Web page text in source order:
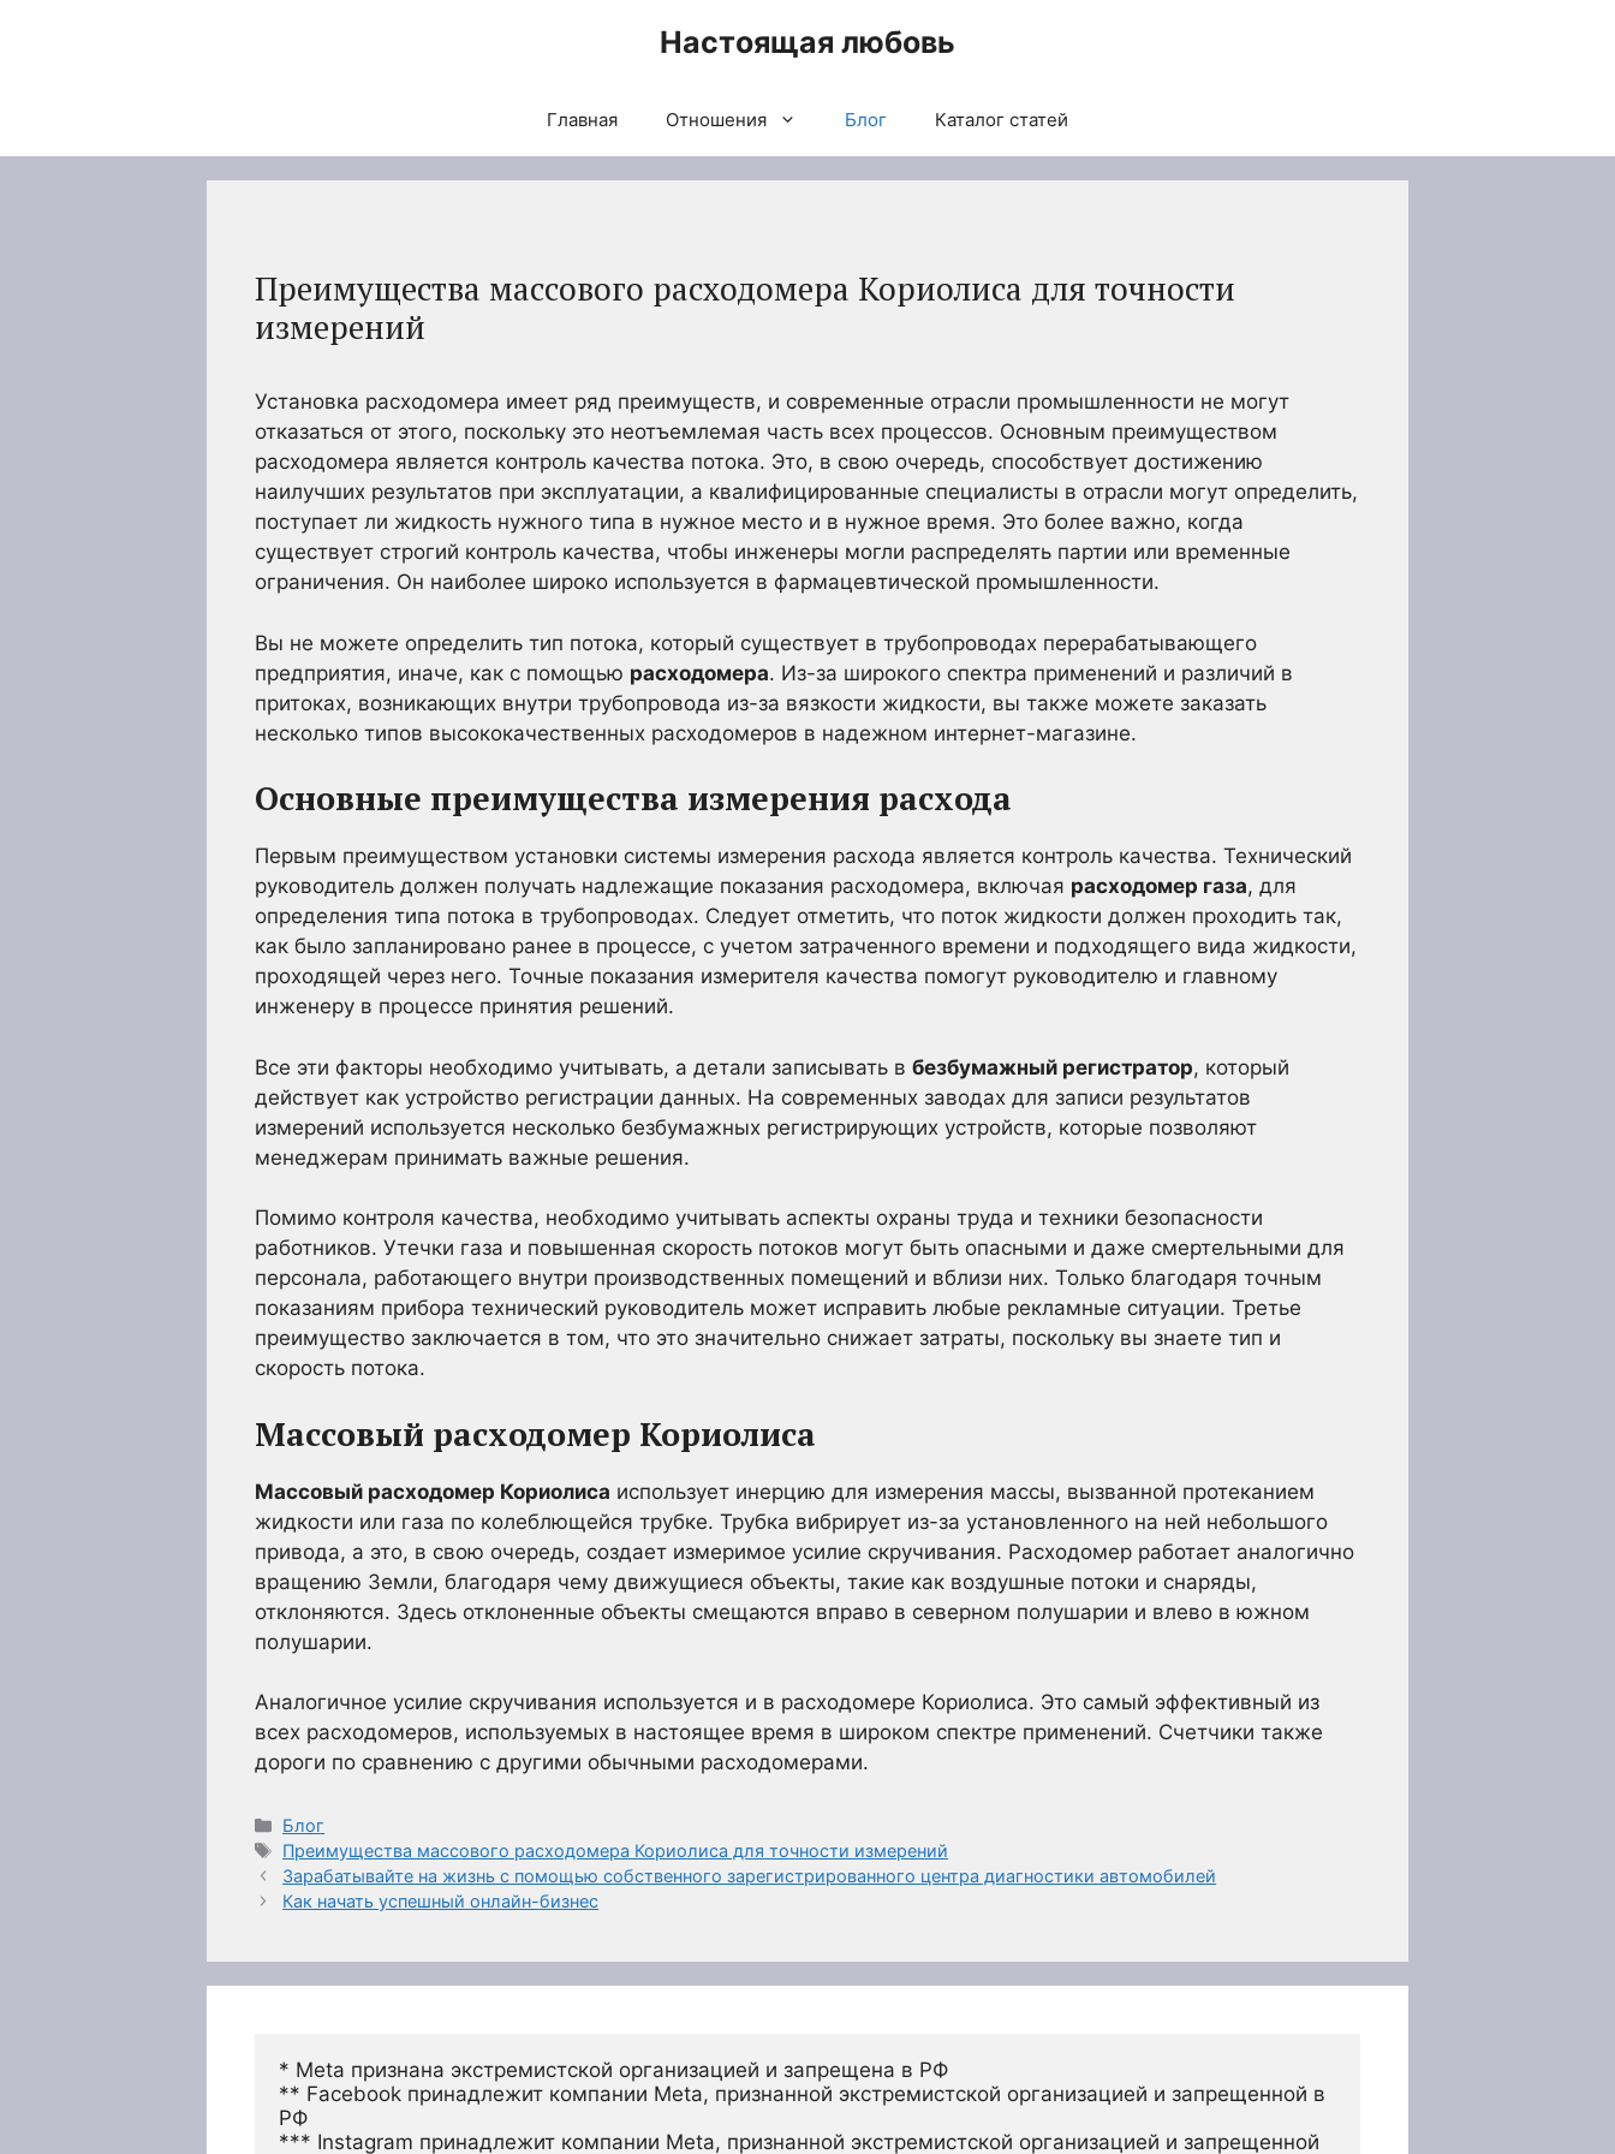
Настоящая любовь
Главная Отношения Блог Каталог статей
Преимущества массового расходомера Кориолиса для точности
измерений
Установка расходомера имеет ряд преимуществ, и современные отрасли промышленности не могут
отказаться от этого, поскольку это неотъемлемая часть всех процессов. Основным преимуществом
расходомера является контроль качества потока. Это, в свою очередь, способствует достижению
наилучших результатов при эксплуатации, а квалифицированные специалисты в отрасли могут определить,
поступает ли жидкость нужного типа в нужное место и в нужное время. Это более важно, когда
существует строгий контроль качества, чтобы инженеры могли распределять партии или временные
ограничения. Он наиболее широко используется в фармацевтической промышленности.
Вы не можете определить тип потока, который существует в трубопроводах перерабатывающего
предприятия, иначе, как с помощью расходомера. Из-за широкого спектра применений и различий в
притоках, возникающих внутри трубопровода из-за вязкости жидкости, вы также можете заказать
несколько типов высококачественных расходомеров в надежном интернет-магазине.
Основные преимущества измерения расхода
Первым преимуществом установки системы измерения расхода является контроль качества. Технический
руководитель должен получать надлежащие показания расходомера, включая расходомер газа, для
определения типа потока в трубопроводах. Следует отметить, что поток жидкости должен проходить так,
как было запланировано ранее в процессе, с учетом затраченного времени и подходящего вида жидкости,
проходящей через него. Точные показания измерителя качества помогут руководителю и главному
инженеру в процессе принятия решений.
Все эти факторы необходимо учитывать, а детали записывать в безбумажный регистратор, который
действует как устройство регистрации данных. На современных заводах для записи результатов
измерений используется несколько безбумажных регистрирующих устройств, которые позволяют
менеджерам принимать важные решения.
Помимо контроля качества, необходимо учитывать аспекты охраны труда и техники безопасности
работников. Утечки газа и повышенная скорость потоков могут быть опасными и даже смертельными для
персонала, работающего внутри производственных помещений и вблизи них. Только благодаря точным
показаниям прибора технический руководитель может исправить любые рекламные ситуации. Третье
преимущество заключается в том, что это значительно снижает затраты, поскольку вы знаете тип и
скорость потока.
Массовый расходомер Кориолиса
Массовый расходомер Кориолиса использует инерцию для измерения массы, вызванной протеканием
жидкости или газа по колеблющейся трубке. Трубка вибрирует из-за установленного на ней небольшого
привода, а это, в свою очередь, создает измеримое усилие скручивания. Расходомер работает аналогично
вращению Земли, благодаря чему движущиеся объекты, такие как воздушные потоки и снаряды,
отклоняются. Здесь отклоненные объекты смещаются вправо в северном полушарии и влево в южном
полушарии.
Аналогичное усилие скручивания используется и в расходомере Кориолиса. Это самый эффективный из
всех расходомеров, используемых в настоящее время в широком спектре применений. Счетчики также
дороги по сравнению с другими обычными расходомерами.
Рубрики
Блог
Метки
Преимущества массового расходомера Кориолиса для точности измерений
Зарабатывайте на жизнь с помощью собственного зарегистрированного центра диагностики автомобилей
Как начать успешный онлайн-бизнес
* Meta признана экстремистской организацией и запрещена в РФ
** Facebook принадлежит компании Meta, признанной экстремистской организацией и запрещенной в
РФ
*** Instagram принадлежит компании Meta, признанной экстремистской организацией и запрещенной